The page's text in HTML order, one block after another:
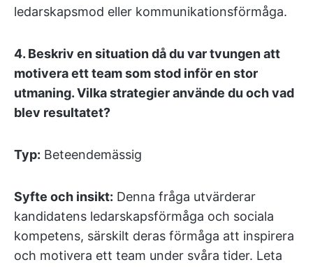
ledarskapsmod eller kommunikationsförmåga.
4. Beskriv en situation då du var tvungen att
motivera ett team som stod inför en stor
utmaning. Vilka strategier använde du och vad
blev resultatet?
Typ: Beteendemässig
Syfte och insikt: Denna fråga utvärderar
kandidatens ledarskapsförmåga och sociala
kompetens, särskilt deras förmåga att inspirera
och motivera ett team under svåra tider. Leta